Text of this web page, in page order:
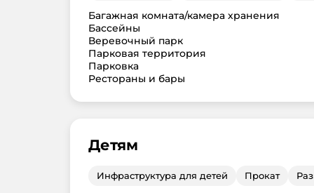
Багажная комната/камера хранения
Бассейны
Веревочный парк
Парковая территория
Парковка
Рестораны и бары
Детям
Инфраструктура для детей Прокат